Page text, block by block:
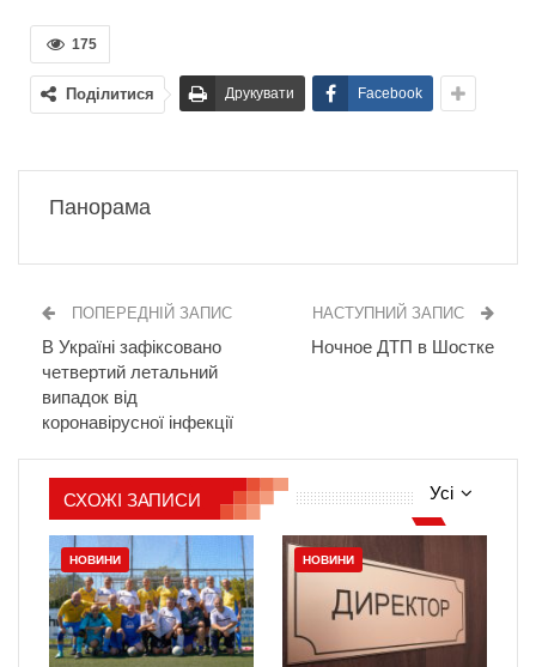
175
Поділитися Друкувати Facebook
Панорама
ПОПЕРЕДНІЙ ЗАПИС
В Україні зафіксовано
четвертий летальний
випадок від
коронавірусної інфекції
НАСТУПНИЙ ЗАПИС
Ночное ДТП в Шостке
Усі
СХОЖІ ЗАПИСИ
НОВИНИ НОВИНИ